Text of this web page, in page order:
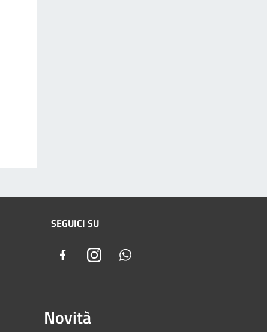
SEGUICI SU
FacebookInstagram
Novità